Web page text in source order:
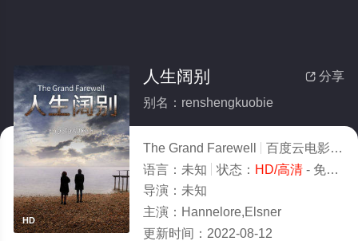
HD
 分享
人生阔别
别名：renshengkuobie
The Grand Farewell
百度云电影重入,电影,剧情片,剧情
语言： 未知 状态： HD/高清- 免费在线观看
导演： 未知
主演： Hannelore,Elsner
更新时间： 2022-08-12